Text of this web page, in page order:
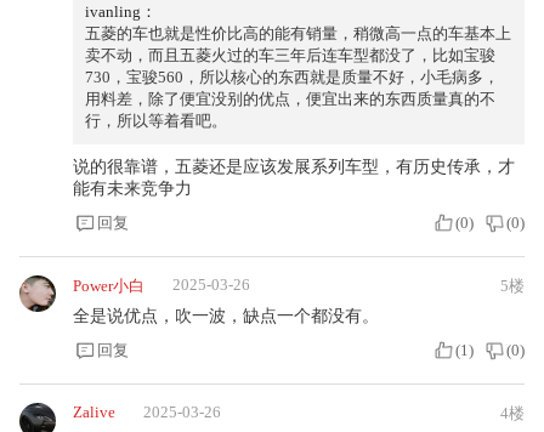
ivanling：
五菱的车也就是性价比高的能有销量，稍微高一点的车基本上
卖不动，而且五菱火过的车三年后连车型都没了，比如宝骏
730，宝骏560，所以核心的东西就是质量不好，小毛病多，
用料差，除了便宜没别的优点，便宜出来的东西质量真的不
行，所以等着看吧。
说的很靠谱，五菱还是应该发展系列车型，有历史传承，才
能有未来竞争力
回复
(0) (0)
Power小白 2025-03-26
5楼
全是说优点，吹一波，缺点一个都没有。
回复
(1 ) (0)
Zalive 2025-03-26
4楼